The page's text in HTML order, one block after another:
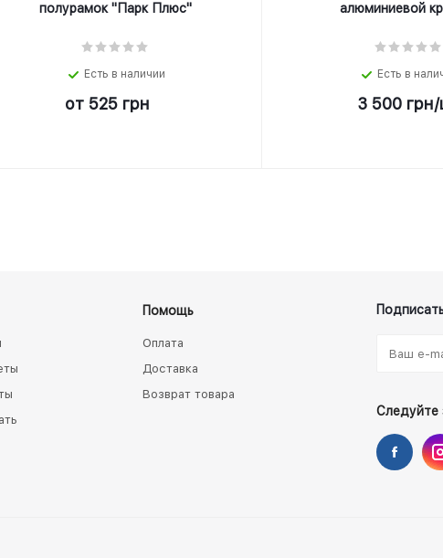
полурамок "Парк Плюс"
Есть в наличии
от 525 грн
алюминиевой
Есть в
3 500грн
Помощь
Оплата
Доставка
Возврат товара
Следуйте